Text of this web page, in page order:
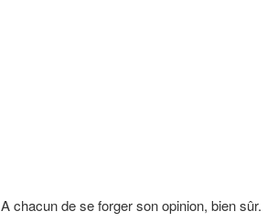
A chacun de se forger son opinion, bien sûr.